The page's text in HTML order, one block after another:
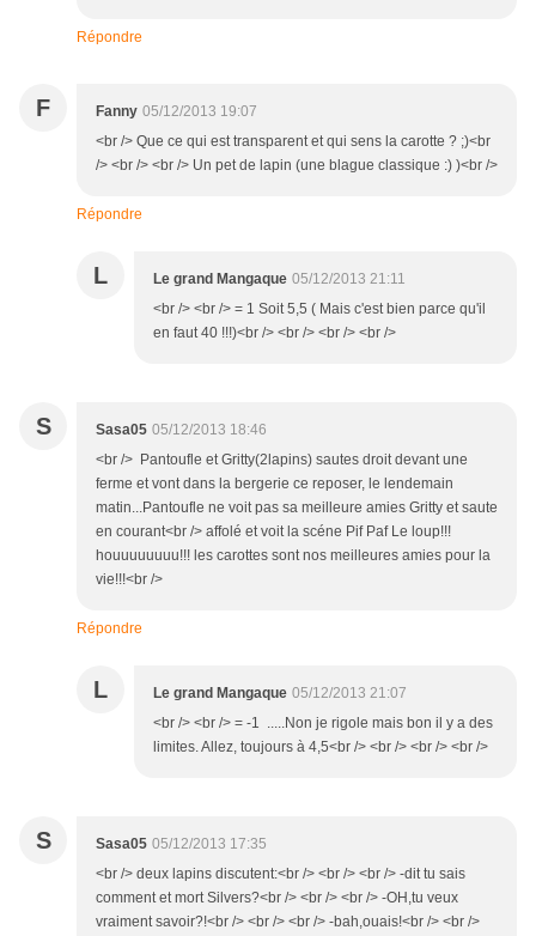
Répondre
F Fanny 05/12/2013 19:07
<br /> Que ce qui est transparent et qui sens la carotte ? ;)<br
/> <br /> <br /> Un pet de lapin (une blague classique :) )<br />
Répondre
L Le grand Mangaque 05/12/2013 21:11
<br /> <br /> = 1 Soit 5,5 ( Mais c'est bien parce qu'il
en faut 40 !!!)<br /> <br /> <br /> <br />
S Sasa05 05/12/2013 18:46
<br /> Pantoufle et Gritty(2lapins) sautes droit devant une
ferme et vont dans la bergerie ce reposer, le lendemain
matin...Pantoufle ne voit pas sa meilleure amies Gritty et saute
en courant<br /> affolé et voit la scéne Pif Paf Le loup!!!
houuuuuuuu!!! les carottes sont nos meilleures amies pour la
vie!!!<br />
Répondre
L Le grand Mangaque 05/12/2013 21:07
<br /> <br /> = -1 .....Non je rigole mais bon il y a des
limites. Allez, toujours à 4,5<br /> <br /> <br /> <br />
S Sasa05 05/12/2013 17:35
<br /> deux lapins discutent:<br /> <br /> <br /> -dit tu sais
comment et mort Silvers?<br /> <br /> <br /> -OH,tu veux
vraiment savoir?!<br /> <br /> <br /> -bah,ouais!<br /> <br />